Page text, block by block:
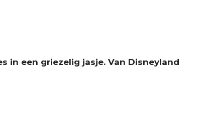
in een griezelig jasje. Van Disneyland